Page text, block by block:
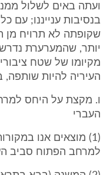
ועתה באים לשלול
בנסיבות ענייננו; עם
שקופתה לא תרויח מן
יותר, שהמערערת
מקיומו של שטח
העיריה להיות שותפה,
ו. מקצת על היחס
העברי
(1) מוצאים אנו
למרחב הפתוח סביב